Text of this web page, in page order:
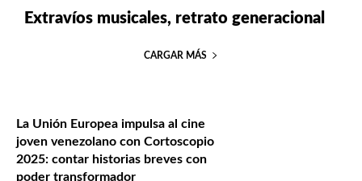
Extravíos musicales, retrato generacional
CARGAR MÁS
La Unión Europea impulsa al cine
joven venezolano con Cortoscopio
2025: contar historias breves con
poder transformador